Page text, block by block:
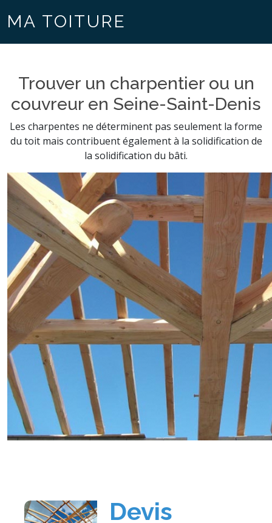
MA TOITURE
Trouver un charpentier ou un
couvreur en Seine-Saint-Denis
Les charpentes ne déterminent pas seulement la forme
du toit mais contribuent également à la solidification de
la solidification du bâti.